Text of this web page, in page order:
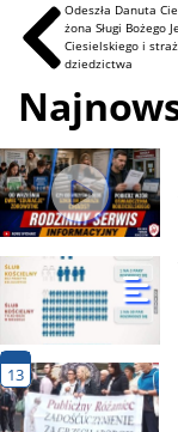
Odeszła Danuta
żona Sługi Bożego
Ciesielskiego i
dziedzictwa
13